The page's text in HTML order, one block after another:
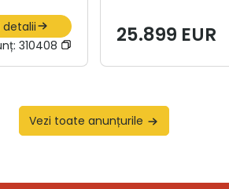
detalii
310408 25.899 EUR
Vezi toate anunțurile